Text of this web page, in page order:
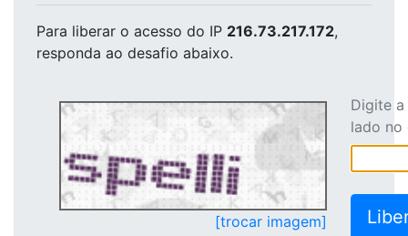
Para liberar o acesso do IP 216.73.217.172,
responda ao desafio abaixo.
[trocar imagem]
Digite
lado no